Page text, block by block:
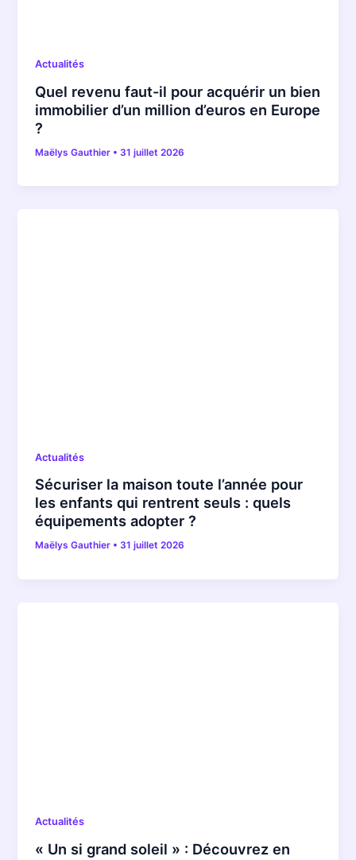
Actualités
Quel revenu faut-il pour acquérir un bien
immobilier d’un million d’euros en Europe
?
Maëlys Gauthier • 31 juillet 2026
Actualités
Sécuriser la maison toute l’année pour
les enfants qui rentrent seuls : quels
équipements adopter ?
Maëlys Gauthier • 31 juillet 2026
Actualités
« Un si grand soleil » : Découvrez en